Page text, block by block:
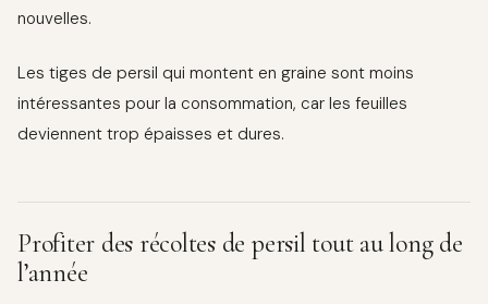
nouvelles.
Les tiges de persil qui montent en graine sont moins
intéressantes pour la consommation, car les feuilles
deviennent trop épaisses et dures.
Profiter des récoltes de persil tout au long de
l’année